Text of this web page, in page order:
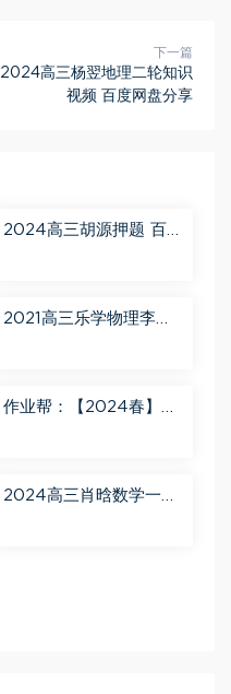
下一篇
2024高三杨翌地理二轮知识
视频 百度网盘分享
2024高三胡源押题 百
2021高三乐学物理李玮
作业帮：【2024春】高
2024高三肖晗数学一轮